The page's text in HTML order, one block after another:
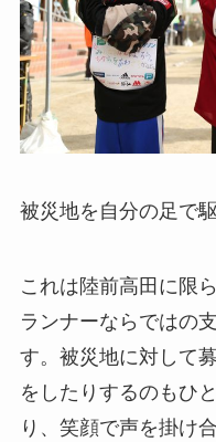
被災地を自分の足で
これは陸前高田に限
ランナーならではの
す。被災地に対して
をしたりするのもひ
り、笑顔で声を掛け